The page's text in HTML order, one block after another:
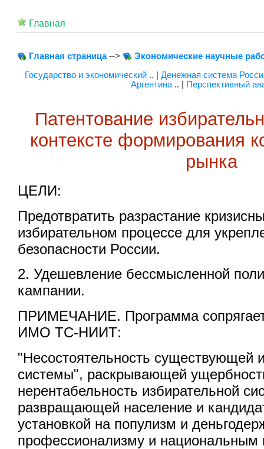
Главная
Главная страница-->
Экономические научные
Государство и экономический .. |Денежная система
Аргентина .. | Перспективный
Патентование
контексте формирования
рынка
ЦЕЛИ:
Предотвратить разрастание
избирательном процессе для
безопасности России.
2. Удешевление бессмысленной
кампании.
ПРИМЕЧАНИЕ. Программа
ИМО ТС-НИИТ:
"Несостоятельность существующей
системы", раскрывающей
нерентабельность избирательной
развращающей население и
установкой на популизм и
профессионализму и национальным